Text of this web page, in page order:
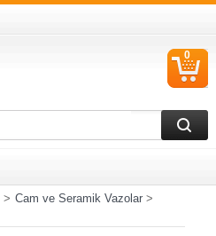
0
> Cam ve Seramik Vazolar>